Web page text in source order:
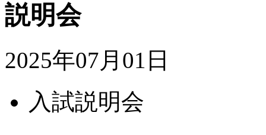
説明会
2025年07月01日
入試説明会